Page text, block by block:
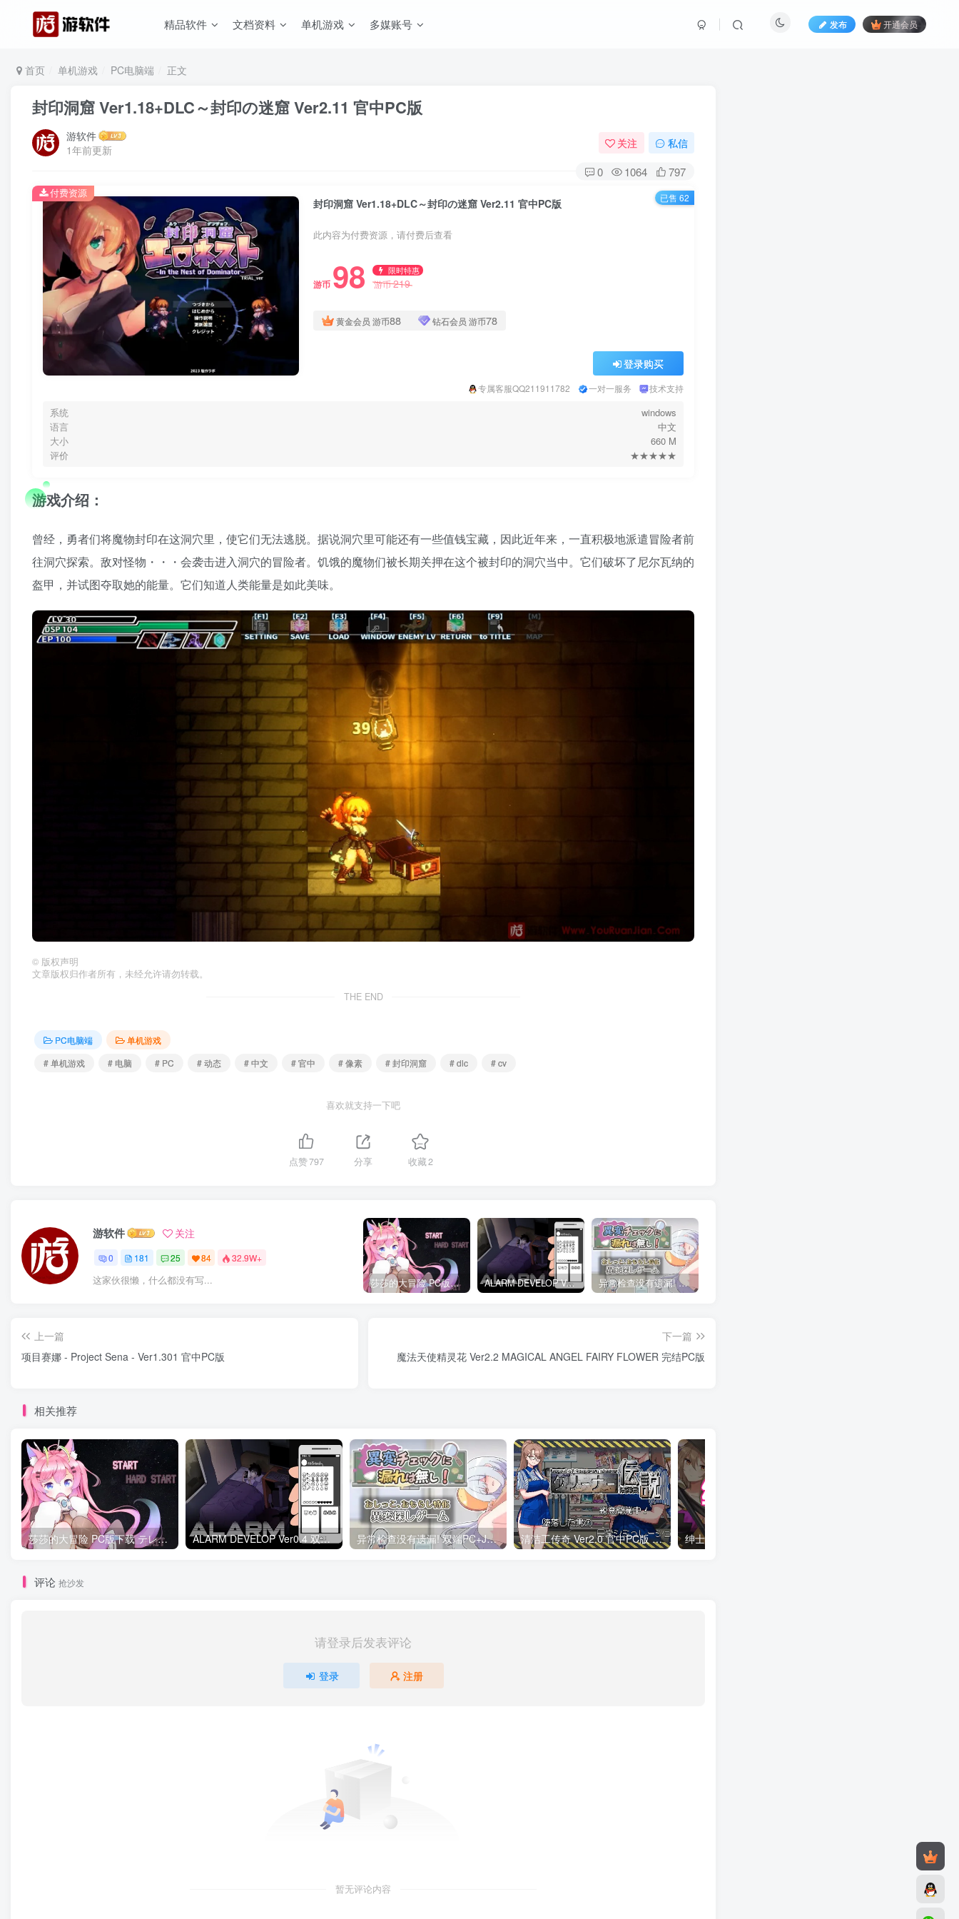
精品软件 文档资料 单机游戏 多媒账号 发布 开通会员
首页 单机游戏 PC电脑端 正文
封印洞窟 Ver1.18+DLC～封印の迷窟 Ver2.11 官中PC版
游软件
1年前更新
关注 私信
0 1064 797
封印洞窟 Ver1.18+DLC～封印の迷窟 Ver2.11 官中PC版
此内容为付费资源，请付费后查看
游币 98 限时特惠
游币219
黄金会员 游币88 钻石会员 游币78
登录购买
专属客服QQ211911782 一对一服务 技术支持
系统
windows
语言
中文
大小
660 M
评价
★★★★★
付费资源 已售 62
游戏介绍：
曾经，勇者们将魔物封印在这洞穴里，使它们无法逃脱。据说洞穴里可能还有一些值钱宝藏，因此近年来，一直积极地派遣冒险者前
往洞穴探索。敌对怪物・・・会袭击进入洞穴的冒险者。饥饿的魔物们被长期关押在这个被封印的洞穴当中。它们破坏了尼尔瓦纳的
盔甲，并试图夺取她的能量。它们知道人类能量是如此美味。
© 版权声明
文章版权归作者所有，未经允许请勿转载。
THE END
PC电脑端
单机游戏
# 单机游戏
# 电脑 # PC # 动态 # 中文 # 官中 # 像素 # 封印洞窟 # dlc # cv
喜欢就支持一下吧
点赞797 分享 收藏2
游软件 关注
0 181 25 84 32.9W+
这家伙很懒，什么都没有写... 莎莎的大冒险 PC版下载 テレサちゃんミニゲーム! 莎莎あどべんちゃー ALARM DEVELOP Ver0.4 双端PC+JOI模拟器 深夜躲避继母手机聊天 异常检查没有遗漏! 双端PC+JOI模拟器汉化版 異変チェックに漏れは無し! 异变检查，毫无疏漏！
上一篇
项目赛娜 - Project Sena - Ver1.301 官中PC版
下一篇
魔法天使精灵花 Ver2.2 MAGICAL ANGEL FAIRY FLOWER 完结PC版
相关推荐
莎莎的大冒险 PC版下载 テレサちゃんミニゲーム! 莎莎あどべんちゃー ALARM DEVELOP Ver0.4 双端PC+JOI模拟器 深夜躲避继母手机聊天 异常检查没有遗漏! 双端PC+JOI模拟器汉化版 異変チェックに漏れは無し! 异变检查，毫无疏漏！ 清洁工传奇 Ver2.0 官中PC版 清掃員伝説 清洁工传说 绅士游戏-合集大全下载
评论 抢沙发
请登录后发表评论
登录 注册
暂无评论内容